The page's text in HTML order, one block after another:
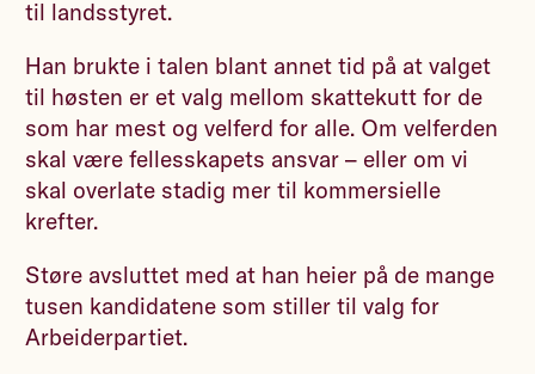
til landsstyret.
Han brukte i talen blant annet tid på at valget
til høsten er et valg mellom skattekutt for de
som har mest og velferd for alle. Om velferden
skal være fellesskapets ansvar – eller om vi
skal overlate stadig mer til kommersielle
krefter.
Støre avsluttet med at han heier på de mange
tusen kandidatene som stiller til valg for
Arbeiderpartiet.